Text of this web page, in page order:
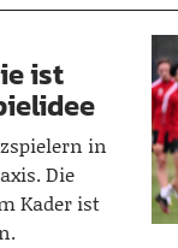
ist
in
Die
Kader ist